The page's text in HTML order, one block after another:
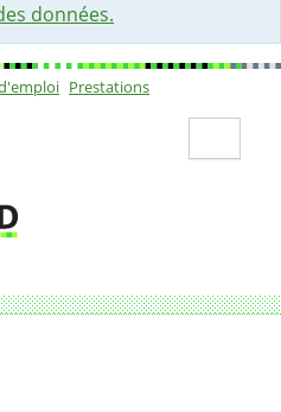
données.
Prestations
Conseil du 16 mars 2021: